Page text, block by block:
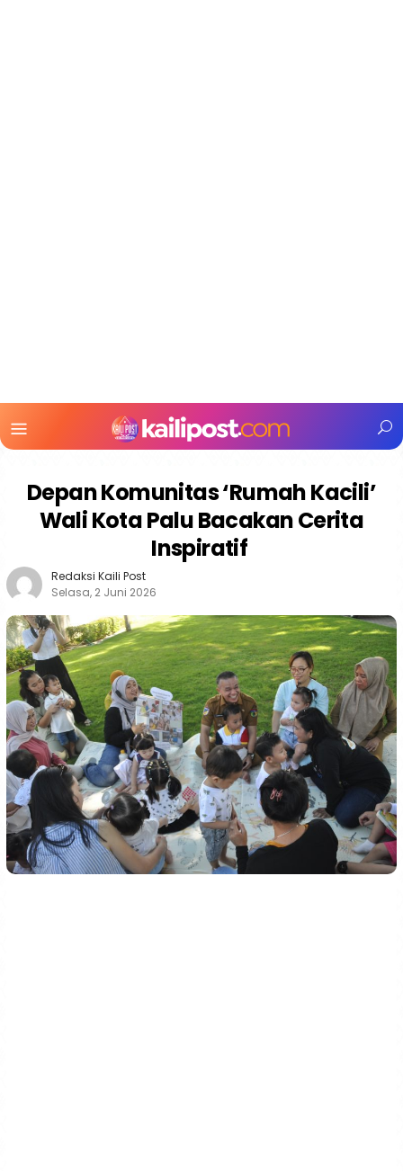
Mobile
Depan Komunitas ‘Rumah Kacili’
Wali Kota Palu Bacakan Cerita
Inspiratif
Redaksi Kaili Post
Selasa, 2 Juni 2026